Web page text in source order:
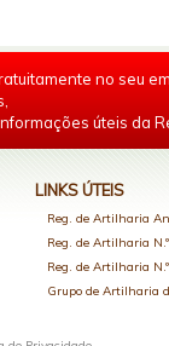
no seu
úteis da
LINKS ÚTEIS
Reg. de Artilharia
Reg. de Artilharia
Reg. de Artilharia
Grupo de Artilharia